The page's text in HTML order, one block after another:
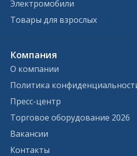
Электромобили
Товары для взрослых
Компания
О компании
Политика
Пресс-центр
Торговое оборудование 2026
Вакансии
Контакты